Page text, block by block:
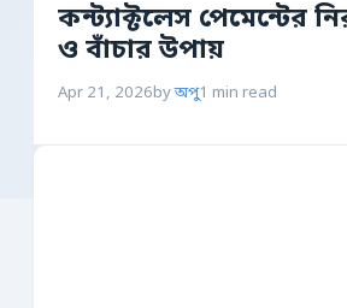
কন্ট্যাক্টলেস পেমেন্টের
ও বাঁচার উপায়
Apr 21, 2026byঅপু1 min read